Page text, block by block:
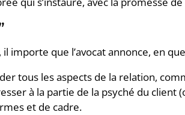
importe que l’avocat annonce, en
tous les aspects de la relation,
à la partie de la psyché du client
et de cadre.